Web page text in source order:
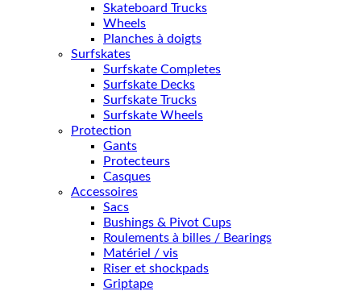
Skateboard Trucks
Wheels
Planches à doigts
Surfskates
Surfskate Completes
Surfskate Decks
Surfskate Trucks
Surfskate Wheels
Protection
Gants
Protecteurs
Casques
Accessoires
Sacs
Bushings & Pivot Cups
Roulements à billes / Bearings
Matériel / vis
Riser et shockpads
Griptape